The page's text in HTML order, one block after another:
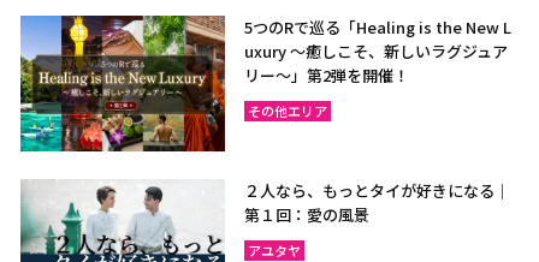
5つのRで巡る「Healing is the New L
uxury ～癒しこそ、新しいラグジュア
リー〜」第2弾を開催！
その他エリア
２人なら、もっとタイが好きになる｜
第１回：愛の風景
アユタヤ